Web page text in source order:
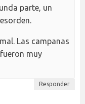
parte, un
Las campanas
muy
Responder